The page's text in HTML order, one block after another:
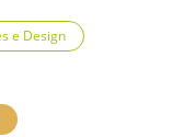
e Design